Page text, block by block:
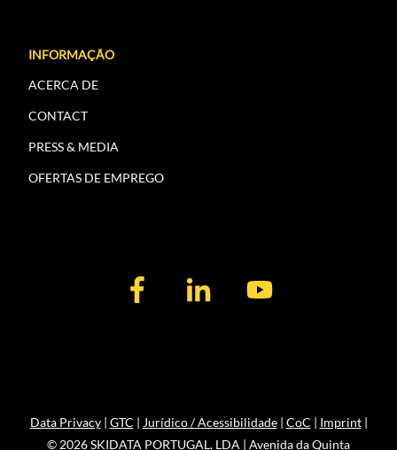
INFORMAÇÃO
ACERCA DE
CONTACT
PRESS & MEDIA
OFERTAS DE EMPREGO
Data Privacy| GTC | Jurídico / Acessibilidade| CoC | Imprint|
© 2026 SKIDATA PORTUGAL, LDA | Avenida da Quinta